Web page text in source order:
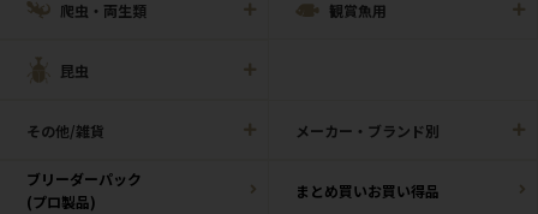
爬虫・両生類 観賞魚用
昆虫
その他/雑貨 メーカー・ブランド別
ブリーダーパック
(プロ製品)
まとめ買いお買い得品